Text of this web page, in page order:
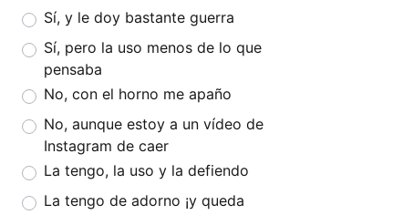
Sí, y le doy bastante guerra
Sí, pero la uso menos de lo que
pensaba
No, con el horno me apaño
No, aunque estoy a un vídeo de
Instagram de caer
La tengo, la uso y la defiendo
La tengo de adorno ¡y queda